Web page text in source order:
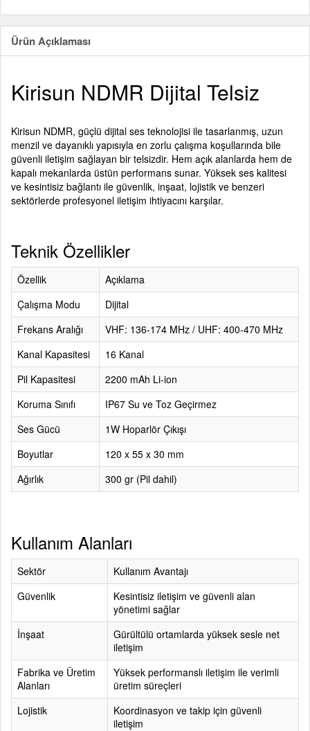
Ürün Açıklaması
Kirisun NDMR Dijital Telsiz
Kirisun NDMR, güçlü dijital ses teknolojisi ile tasarlanmış, uzun
menzil ve dayanıklı yapısıyla en zorlu çalışma koşullarında bile
güvenli iletişim sağlayan bir telsizdir. Hem açık alanlarda hem de
kapalı mekanlarda üstün performans sunar. Yüksek ses kalitesi
ve kesintisiz bağlantı ile güvenlik, inşaat, lojistik ve benzeri
sektörlerde profesyonel iletişim ihtiyacını karşılar.
Teknik Özellikler
Özellik
Açıklama
Çalışma Modu
Dijital
Frekans Aralığı
VHF: 136-174 MHz / UHF: 400-470 MHz
Kanal Kapasitesi
16 Kanal
Pil Kapasitesi
2200 mAh Li-ion
Koruma Sınıfı
IP67 Su ve Toz Geçirmez
Ses Gücü
1W Hoparlör Çıkışı
Boyutlar
120 x 55 x 30 mm
Ağırlık
300 gr (Pil dahil)
Kullanım Alanları
Sektör
Kullanım Avantajı
Güvenlik
Kesintisiz iletişim ve güvenli alan
yönetimi sağlar
İnşaat
Gürültülü ortamlarda yüksek sesle net
iletişim
Fabrika ve Üretim
Alanları
Yüksek performanslı iletişim ile verimli
üretim süreçleri
Lojistik
Koordinasyon ve takip için güvenli
iletişim